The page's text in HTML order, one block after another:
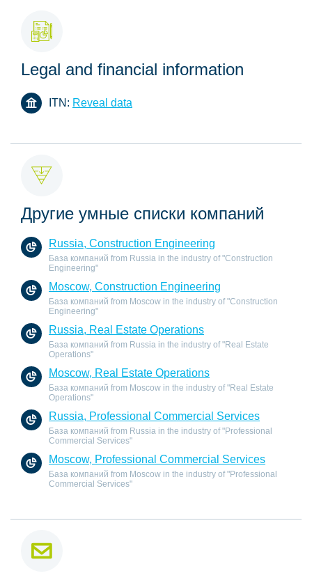
Legal and financial information
ITN: Reveal data
Другие умные списки компаний
Russia, Construction Engineering
База компаний from Russia in the industry of "Construction
Engineering"
Moscow, Construction Engineering
База компаний from Moscow in the industry of "Construction
Engineering"
Russia, Real Estate Operations
База компаний from Russia in the industry of "Real Estate
Operations"
Moscow, Real Estate Operations
База компаний from Moscow in the industry of "Real Estate
Operations"
Russia, Professional Commercial Services
База компаний from Russia in the industry of "Professional
Commercial Services"
Moscow, Professional Commercial Services
База компаний from Moscow in the industry of "Professional
Commercial Services"